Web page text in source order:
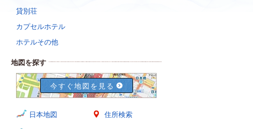
貸別荘
カプセルホテル
ホテルその他
地図を探す
今すぐ地図を見る
日本地図 住所検索